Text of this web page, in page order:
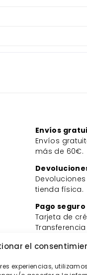
el
experiencias,
Envíos
Envíos
más de 60€.
tienda física.
Pago seguro
Tarjeta de